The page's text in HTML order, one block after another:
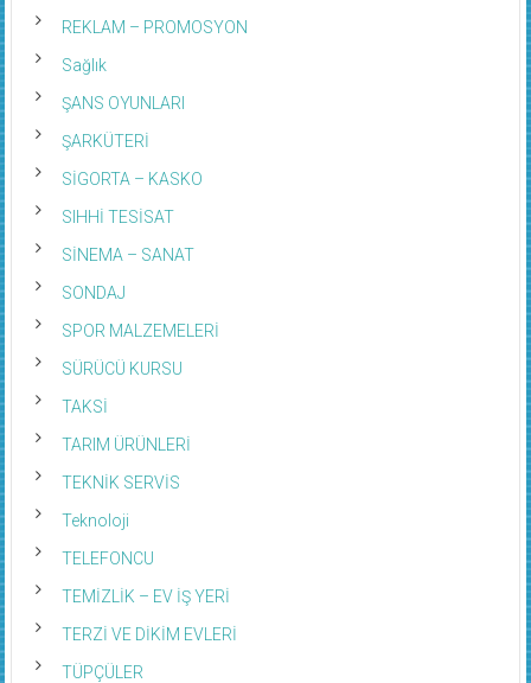
REKLAM – PROMOSYON
Sağlık
ŞANS OYUNLARI
ŞARKÜTERİ
SİGORTA – KASKO
SIHHİ TESİSAT
SİNEMA – SANAT
SONDAJ
SPOR MALZEMELERİ
SÜRÜCÜ KURSU
TAKSİ
TARIM ÜRÜNLERİ
TEKNİK SERVİS
Teknoloji
TELEFONCU
TEMİZLİK – EV İŞ YERİ
TERZİ VE DİKİM EVLERİ
TÜPÇÜLER